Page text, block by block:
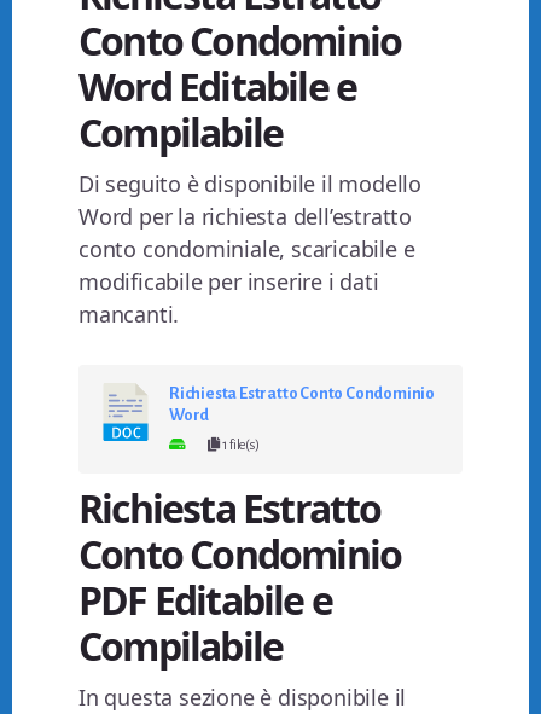
Conto Condominio
Word Editabile e
Compilabile
Di seguito è disponibile il modello
Word per la richiesta dell’estratto
conto condominiale, scaricabile e
modificabile per inserire i dati
mancanti.
Richiesta Estratto Conto Condominio
Word
1 file(s)
Richiesta Estratto
Conto Condominio
PDF Editabile e
Compilabile
In questa sezione è disponibile il